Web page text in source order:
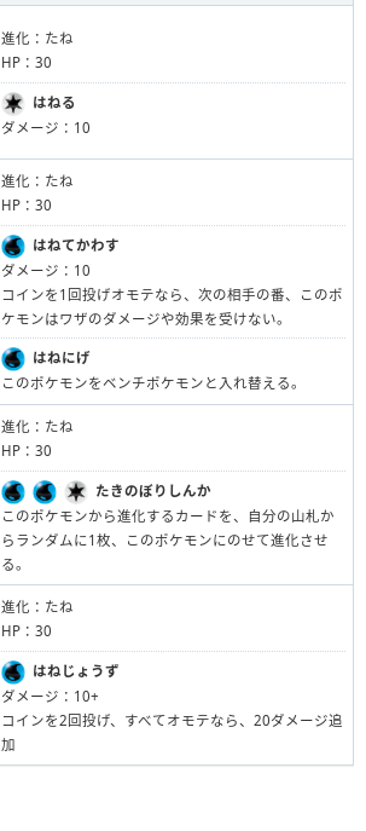
進化：たね
HP：30
はねる
ダメージ：10
進化：たね
HP：30
はねてかわす
ダメージ：10
コインを1回投げオモテなら、次の相手の番、このポ
ケモンはワザのダメージや効果を受けない。
はねにげ
このポケモンをベンチポケモンと入れ替える。
進化：たね
HP：30
たきのぼりしんか
このポケモンから進化するカードを、自分の山札か
らランダムに1枚、このポケモンにのせて進化させ
る。
進化：たね
HP：30
はねじょうず
ダメージ：10+
コインを2回投げ、すべてオモテなら、20ダメージ追
加